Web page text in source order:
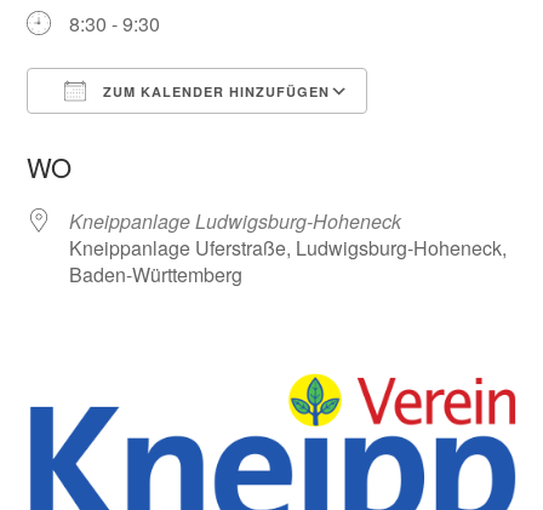
8:30 - 9:30
ZUM KALENDER HINZUFÜGEN
WO
Kneippanlage Ludwigsburg-Hoheneck
Kneippanlage Uferstraße, Ludwigsburg-Hoheneck,
Baden-Württemberg